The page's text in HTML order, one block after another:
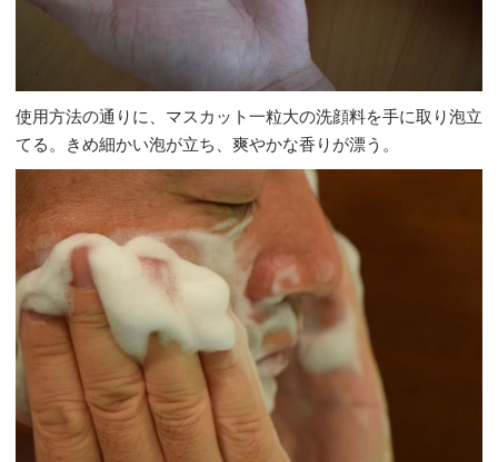
使用方法の通りに、マスカット一粒大の洗顔料を手に取り泡立
てる。きめ細かい泡が立ち、爽やかな香りが漂う。